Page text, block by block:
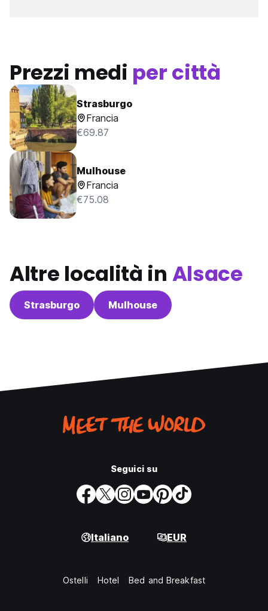
Prezzi medi per città
Strasburgo
Francia
€69.87
Mulhouse
Francia
€75.08
Altre località in Alsace
Strasburgo Mulhouse
Seguici su
Italiano EUR
Ostelli Hotel Bed and Breakfast